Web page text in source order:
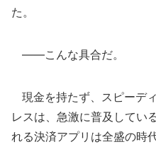
た。
――こんな具合だ。
現金を持たず、スピーデ
レスは、急激に普及して
れる決済アプリは全盛の時代